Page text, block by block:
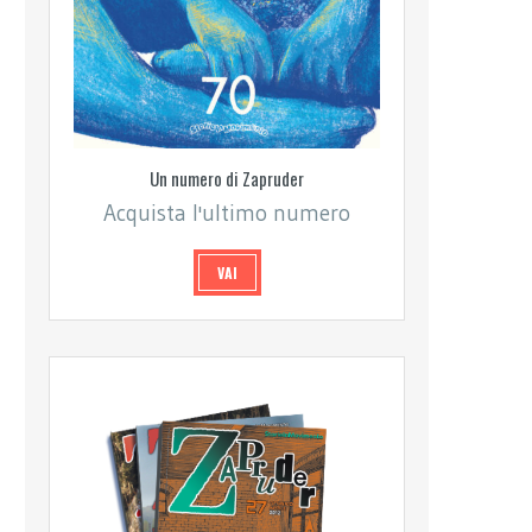
Un numero di Zapruder
Acquista l'ultimo numero
VAI